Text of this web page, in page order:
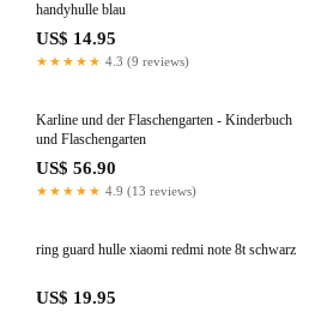
handyhulle blau
US$ 14.95
★★★★★ 4.3 (9 reviews)
Karline und der Flaschengarten - Kinderbuch
und Flaschengarten
US$ 56.90
★★★★★ 4.9 (13 reviews)
ring guard hulle xiaomi redmi note 8t schwarz
US$ 19.95